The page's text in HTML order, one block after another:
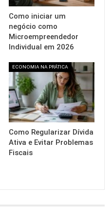
Como iniciar um
negócio como
Microempreendedor
Individual em 2026
ECONOMIA NA PRÁTICA
Como Regularizar Dívida
Ativa e Evitar Problemas
Fiscais